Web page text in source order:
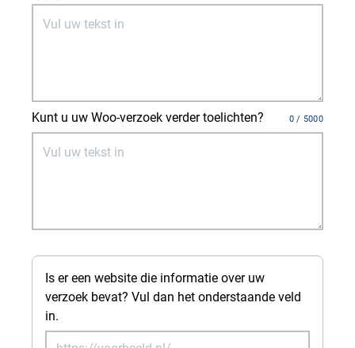
Nog van de 500 tekens over
Kunt u uw Woo-verzoek verder toelichten? 0 / 5000
Nog van
Is er een website die informatie over uw
verzoek bevat? Vul dan het onderstaande veld
in.